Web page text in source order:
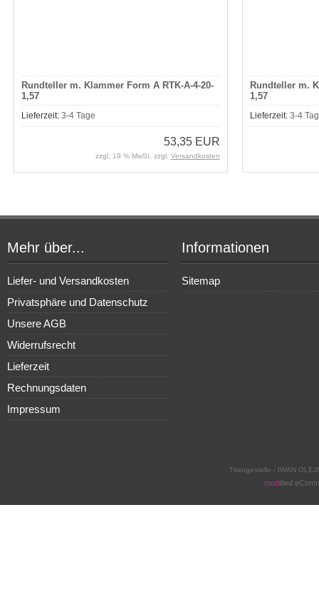
Rundteller m. Klammer Form A RTK-A-4-20-
1,57
Lieferzeit:3-4 Tage
53,35 EUR
zzgl. 19 % MwSt. zzgl. Versandkosten
Rundteller m.
1,57
Lieferzeit: 3-4
Mehr über...
Liefer- und Versandkosten
Privatsphäre und Datenschutz
Unsere AGB
Widerrufsrecht
Lieferzeit
Rechnungsdaten
Impressum
Informationen
Sitemap
Titangestelle - IWAN
modified